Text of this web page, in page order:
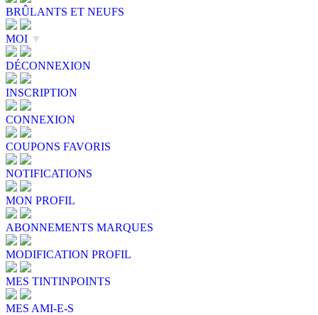
BRÛLANTS ET NEUFS
MOI ▼
DÉCONNEXION
INSCRIPTION
CONNEXION
COUPONS FAVORIS
NOTIFICATIONS
MON PROFIL
ABONNEMENTS MARQUES
MODIFICATION PROFIL
MES TINTINPOINTS
MES AMI-E-S